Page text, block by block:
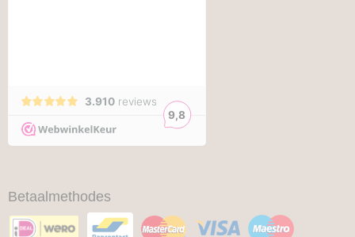
Betaalmethodes